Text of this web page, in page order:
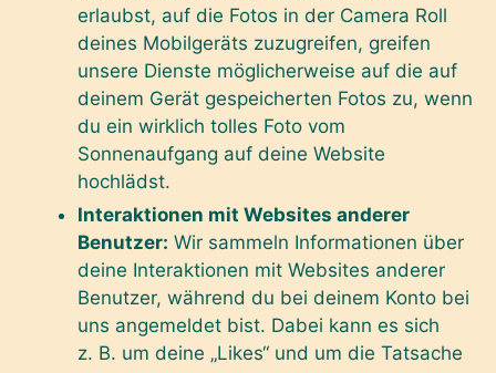
erlaubst, auf die Fotos in der Camera Roll
deines Mobilgeräts zuzugreifen, greifen
unsere Dienste möglicherweise auf die auf
deinem Gerät gespeicherten Fotos zu, wenn
du ein wirklich tolles Foto vom
Sonnenaufgang auf deine Website
hochlädst.
Interaktionen mit Websites anderer
Benutzer: Wir sammeln Informationen über
deine Interaktionen mit Websites anderer
Benutzer, während du bei deinem Konto bei
uns angemeldet bist. Dabei kann es sich
z. B. um deine „Likes“ und um die Tatsache